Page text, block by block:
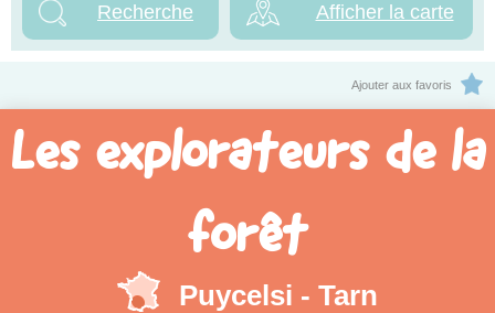
Afficher la carte
Ajouter aux favoris
Les explorateurs de la
forêt
Puycelsi - Tarn